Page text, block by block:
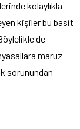
kolaylıkla
kişiler bu basit
de
maruz
sorunundan